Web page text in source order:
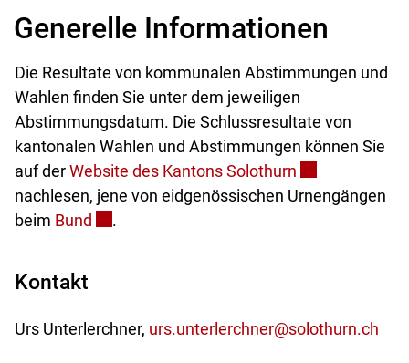
Generelle Informationen
Die Resultate von kommunalen Abstimmungen und
Wahlen finden Sie unter dem jeweiligen
Abstimmungsdatum. Die Schlussresultate von
kantonalen Wahlen und Abstimmungen können Sie
auf derWebsite des Kantons Solothurn
nachlesen, jene von eidgenössischen Urnengängen
beim Bund .
Kontakt
Urs Unterlerchner, urs.unterlerchner@solothurn.ch